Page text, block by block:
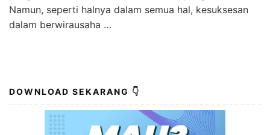
MARKETING >>> Menjadi pengusaha muda yang
sukses adalah impian banyak orang. Tidak hanya
pengusaha muda sukses bukanlah hal yang mustahil.
Namun, seperti halnya dalam semua hal, kesuksesan
dalam berwirausaha …